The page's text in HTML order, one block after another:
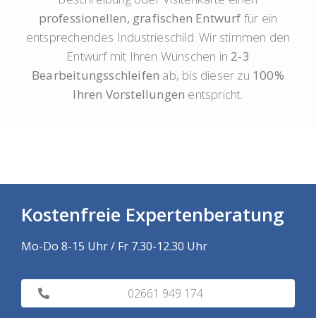
professionellen, grafischen Entwurf für ein
entsprechendes Industrieschild. Wir stimmen den
Entwurf mit Ihren Wünschen in 2-3
Bearbeitungsschleifen ab, bis dieser zu 100%
Ihren Vorstellungen entspricht.
Kostenfreie Expertenberatung
Mo-Do 8-15 Uhr / Fr 7.30-12.30 Uhr
02661 949 174